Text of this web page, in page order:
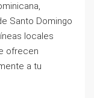
Santo Domingo
locales
ofrecen
a tu